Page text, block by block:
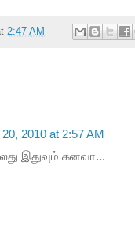
2:47 AM
2010 at 2:57 AM
இதுவும் கனவா...